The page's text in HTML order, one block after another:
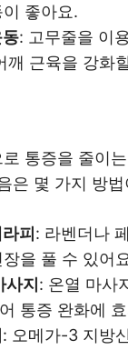
좋아요.
: 고무줄을 이
깨 근육을 강화
통증을 줄이
은 몇 가지 방
피 : 라벤더나
을 풀 수 있어
사지 : 온열 마사
통증 완화에
: 오메가-3 지방